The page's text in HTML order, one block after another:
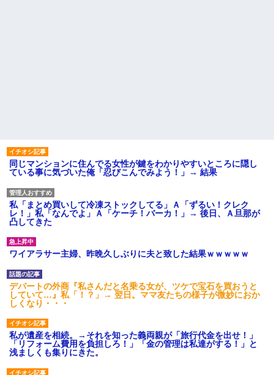
同じマンションに住んでる女性が鍵をわかりやすいところに隠し
ている事に気づいた俺「忍びこんでみよう！」→ 結果
私「まとめ買いして冷凍ストックしてる」Ａ「ずるい！クレク
レ！」私「なんでよ」Ａ「ケーチ！バーカ！」→ 後日、Ａ旦那が
凸してきた
ワイアラサー主婦、昨晩久しぶりに夫と致した結果ｗｗｗｗｗ
デパートの外商『私さんだと名乗る女が、ツケで宝石を買おうと
していて…』私「！？」→ 翌日。ママ友たちの様子が微妙におか
しくなり・・・
私が遺産を相続。→それを知った義両親が「旅行代金を出せ！」
「リフォーム費用を負担しろ！」「金の管理は私達がする！」と
浅ましくも集りにきた。